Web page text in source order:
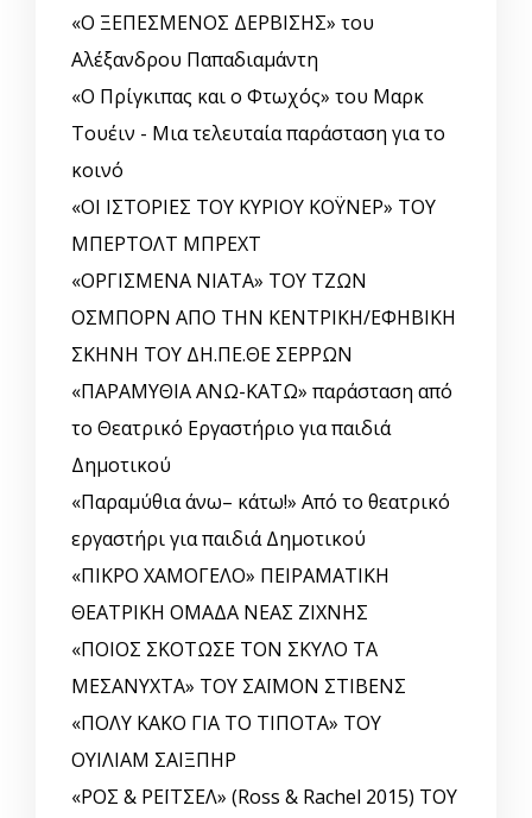
«Ο ΞΕΠΕΣΜΕΝΟΣ ΔΕΡΒΙΣΗΣ» του
Αλέξανδρου Παπαδιαμάντη
«Ο Πρίγκιπας και ο Φτωχός» του Μαρκ
Τουέιν - Μια τελευταία παράσταση για το
κοινό
«ΟΙ ΙΣΤΟΡΙΕΣ ΤΟΥ ΚΥΡΙΟΥ ΚΟΫΝΕΡ» ΤΟΥ
ΜΠΕΡΤΟΛΤ ΜΠΡΕΧΤ
«ΟΡΓΙΣΜΕΝΑ ΝΙΑΤΑ» ΤΟΥ ΤΖΩΝ
ΟΣΜΠΟΡΝ ΑΠΟ ΤΗΝ ΚΕΝΤΡΙΚΗ/ΕΦΗΒΙΚΗ
ΣΚΗΝΗ ΤΟΥ ΔΗ.ΠΕ.ΘΕ ΣΕΡΡΩΝ
«ΠΑΡΑΜΥΘΙΑ ΑΝΩ-ΚΑΤΩ» παράσταση από
το Θεατρικό Εργαστήριο για παιδιά
Δημοτικού
«Παραμύθια άνω– κάτω!» Από το θεατρικό
εργαστήρι για παιδιά Δημοτικού
«ΠΙΚΡΟ ΧΑΜΟΓΕΛΟ» ΠΕΙΡΑΜΑΤΙΚΗ
ΘΕΑΤΡΙΚΗ ΟΜΑΔΑ ΝΕΑΣ ΖΙΧΝΗΣ
«ΠΟΙΟΣ ΣΚΟΤΩΣΕ ΤΟΝ ΣΚΥΛΟ ΤΑ
ΜΕΣΑΝΥΧΤΑ» ΤΟΥ ΣΑΪΜΟΝ ΣΤΙΒΕΝΣ
«ΠΟΛΥ ΚΑΚΟ ΓΙΑ ΤΟ ΤΙΠΟΤΑ» ΤΟΥ
ΟΥΙΛΙΑΜ ΣΑΙΞΠΗΡ
«ΡΟΣ & ΡΕΪΤΣΕΛ» (Ross & Rachel 2015) ΤΟΥ